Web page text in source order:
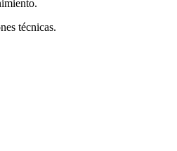
técnicas.